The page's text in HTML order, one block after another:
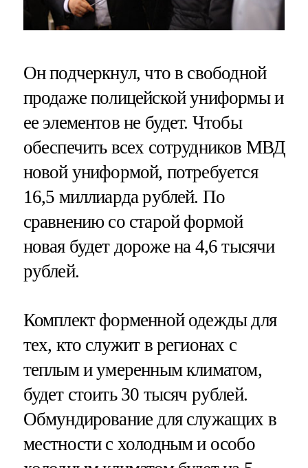
Он подчеркнул, что в свободной
продаже полицейской униформы и
ее элементов не будет. Чтобы
обеспечить всех сотрудников МВД
новой униформой, потребуется
16,5 миллиарда рублей. По
сравнению со старой формой
новая будет дороже на 4,6 тысячи
рублей.
Комплект форменной одежды для
тех, кто служит в регионах с
теплым и умеренным климатом,
будет стоить 30 тысяч рублей.
Обмундирование для служащих в
местности с холодным и особо